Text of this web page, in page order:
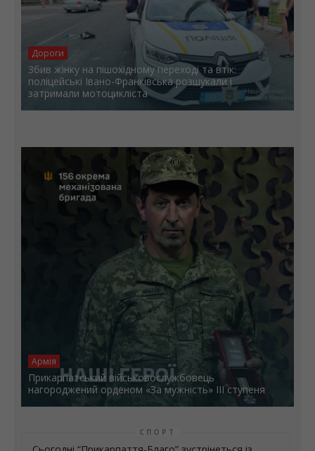
Дороги
Збив жінку на пішохідному переході та втік:
поліцейські Івано-Франківська розшукали і
затримали мотоцикліста
Армія
Прикарпатський військовослужбовець
нагороджений орденом «За мужність» ІІІ ступеня
СПОРТ